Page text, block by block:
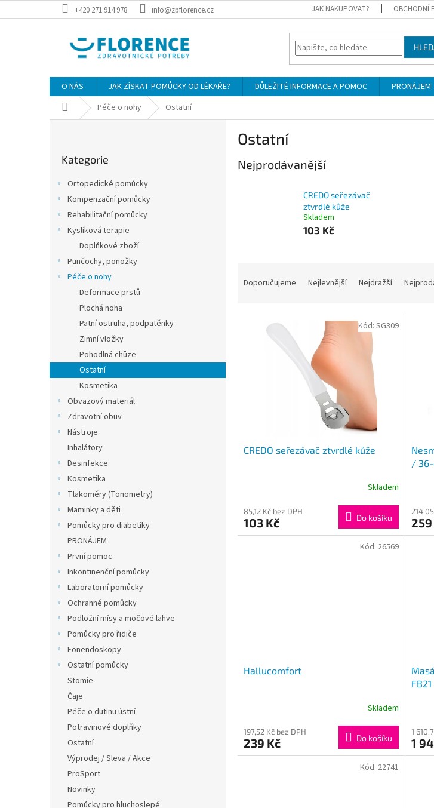
na
+420 271 914 978 info@zpflorence.cz JAK NAKUPOVAT? OBCHODNÍ
O NÁS JAK ZÍSKAT POMŮCKY OD LÉKAŘE? DŮLEŽITÉ INFORMACE A POMOC PRONÁJEM
Domů Péče o nohy Ostatní
kategorie
Kategorie
Ortopedické pomůcky
Kompenzační pomůcky
Rehabilitační pomůcky
Kyslíková terapie
Doplňkové zboží
Punčochy, ponožky
Péče o nohy
Deformace prstů
Plochá noha
Patní ostruha, podpatěnky
Zimní vložky
Pohodlná chůze
Ostatní
Kosmetika
Obvazový materiál
Zdravotní obuv
Nástroje
Inhalátory
Desinfekce
Kosmetika
Tlakoměry (Tonometry)
Maminky a děti
Pomůcky pro diabetiky
PRONÁJEM
První pomoc
Inkontinenční pomůcky
Laboratorní pomůcky
Ochranné pomůcky
Podložní mísy a močové lahve
Pomůcky pro řidiče
Fonendoskopy
Ostatní pomůcky
Stomie
Čaje
Péče o dutinu ústní
Potravinové doplňky
Ostatní
Výprodej / Sleva / Akce
ProSport
Novinky
Pomůcky pro hluchoslepé
Ostatní
Nejprodávanější
CREDO seřezávač
ztvrdlé kůže
Skladem
103 Kč
Doporučujeme Nejlevnější Nejdražší
CREDO seřezávač ztvrdlé kůže
Skladem
85,12 Kč bez DPH
103 Kč Do košíku
Kód: SG309
/
259
Hallucomfort
Skladem
197,52 Kč bez DPH
239 Kč Do košíku
Kód: 26569
1
1
Kód: 22741